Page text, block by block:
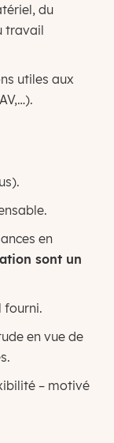
du
travail
utiles aux
en
sont un
fourni.
en vue de
– motivé